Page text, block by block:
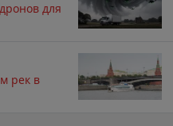
для
рек в